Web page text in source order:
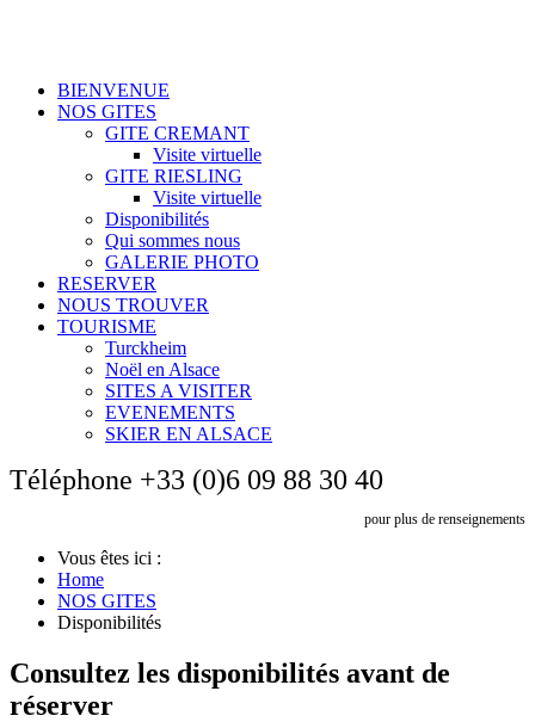
BIENVENUE
NOS GITES
GITE CREMANT
Visite virtuelle
GITE RIESLING
Visite virtuelle
Disponibilités
Qui sommes nous
GALERIE PHOTO
RESERVER
NOUS TROUVER
TOURISME
Turckheim
Noël en Alsace
SITES A VISITER
EVENEMENTS
SKIER EN ALSACE
Téléphone +33 (0)6 09 88 30 40
pour plus de renseignements
Vous êtes ici :
Home
NOS GITES
Disponibilités
Consultez les disponibilités avant de
réserver